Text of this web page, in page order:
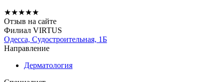
★★★★★
Отзыв на сайте
Филиал VIRTUS
Одесса, Судостроительная, 1Б
Направление
Дерматология